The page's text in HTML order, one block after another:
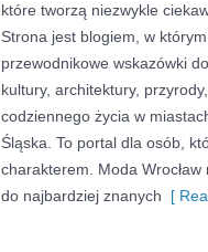
które tworzą niezwykle
Strona jest blogiem, w
przewodnikowe wskazówki
kultury, architektury,
codziennego życia w
Śląska. To portal dla osób,
charakterem. Moda Wrocław
do najbardziej znanych [